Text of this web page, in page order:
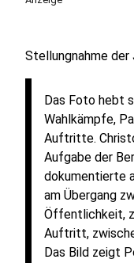
Stellungnahme der
Das Foto hebt
Wahlkämpfe,
Auftritte.
Aufgabe der
dokumentierte
am Übergang
Öffentlichkeit,
Auftritt,
Das Bild zeigt